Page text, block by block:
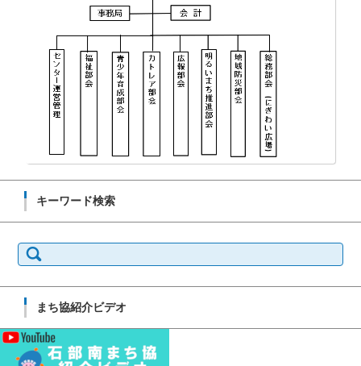
キーワード検索
索:
まち協紹介ビデオ